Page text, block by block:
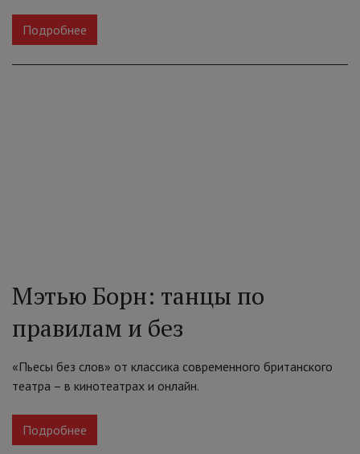
Подробнее
Мэтью Борн: танцы по
правилам и без
«Пьесы без слов» от классика современного британского
театра – в кинотеатрах и онлайн.
Подробнее